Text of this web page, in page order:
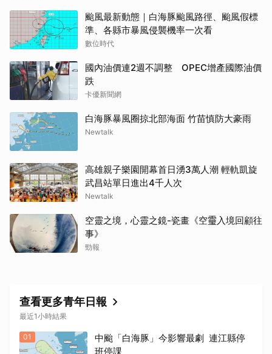
颱風最新動態｜白海豚颱風路徑、颱風假標
準、各縣市暴風侵襲機率一次看
數位時代
國內油價連2週不調整 OPEC增產國際油價
跌
卡優新聞網
白海豚暴風圈掠北部海面 竹苗慎防大豪雨
Newtalk
高雄親子樂園開幕首日湧3萬人潮 輕軌凱旋
武昌站單日進出4千人次
Newtalk
空靈之境，心靈之鏡-瓷畫《空𩆜入境回顧往
事》
勁報
查看更多青年日報
最近1小時結果
01
中颱「白海豚」今影響最劇 連江縣停
班停課